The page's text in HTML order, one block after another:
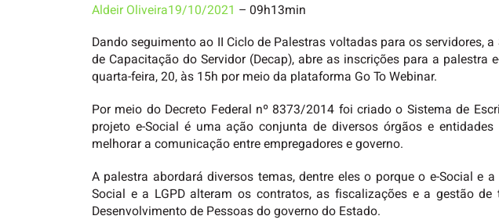
Aldeir Oliveira19/10/2021 – 09h13min
Dando seguimento ao II Ciclo de Palestras voltadas para os servidores,
de Capacitação do Servidor (Decap), abre as inscrições para a
quarta-feira, 20, às 15h por meio da plataforma Go To Webinar.
Por meio do Decreto Federal nº 8373/2014 foi criado o Sistema de
projeto e-Social é uma ação conjunta de diversos órgãos e
melhorar a comunicação entre empregadores e governo.
A palestra abordará diversos temas, dentre eles o porque o e-Social e
Social e a LGPD alteram os contratos, as fiscalizações e a gestão
Desenvolvimento de Pessoas do governo do Estado.